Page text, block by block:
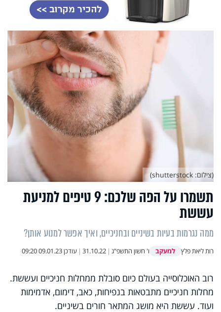
תשמרו על הפה שלכם: 9 טיפים למניעת
עששת
ממה נגרמות בעיות בשיניים ובחניכיים, ואיך אפשר למנוע אותן?
רות ליאת פלץ למעקב ו' חשון התשפ"ג |
31.10.22
| עודכן09.01.23 09:20
(צילום: shutterstock)
רוב האוכלוסייה בעולם כיום סובלת ממחלות חניכיים ועששת.
מחלות חניכיים מתבטאות בנפיחות, כאב, דימום, אדמימות
ועוד. עששת היא מושג המתאר חורים בשיניים.